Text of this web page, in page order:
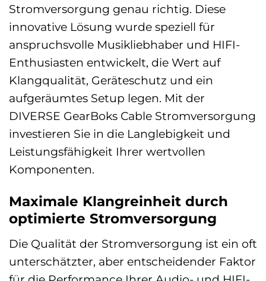
Stromversorgung genau richtig. Diese
innovative Lösung wurde speziell für
anspruchsvolle Musikliebhaber und HIFI-
Enthusiasten entwickelt, die Wert auf
Klangqualität, Geräteschutz und ein
aufgeräumtes Setup legen. Mit der
DIVERSE GearBoks Cable Stromversorgung
investieren Sie in die Langlebigkeit und
Leistungsfähigkeit Ihrer wertvollen
Komponenten.
Maximale Klangreinheit durch
optimierte Stromversorgung
Die Qualität der Stromversorgung ist ein oft
unterschätzter, aber entscheidender Faktor